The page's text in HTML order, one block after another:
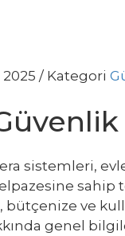
/ Kategori
sistemleri,
sahip
bütçenize ve
genel